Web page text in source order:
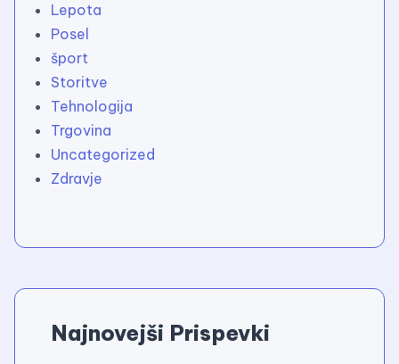
Lepota
Posel
šport
Storitve
Tehnologija
Trgovina
Uncategorized
Zdravje
Najnovejši Prispevki